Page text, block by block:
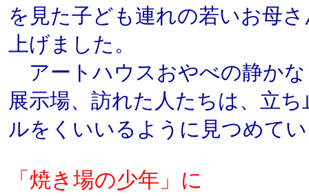
を見た子ども連れの若いお母
上げました。
アートハウスおやべの静か
展示場、訪れた人たちは、立
ルをくいいるように見つめて
「焼き場の少年」に